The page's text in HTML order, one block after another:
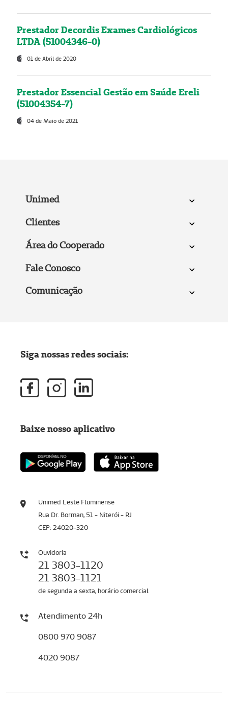
Prestador Decordis Exames Cardiológicos
LTDA (51004346-0)
01 de Abril de 2020
Prestador Essencial Gestão em Saúde Ereli
(51004354-7)
04 de Maio de 2021
Unimed
Clientes
Área do Cooperado
Fale Conosco
Comunicação
Unimed Leste Fluminense
Rua Dr. Borman, 51 - Niterói - RJ
CEP: 24020-320
Ouvidoria
21 3803-1120
21 3803-1121
de segunda a sexta, horário comercial
Atendimento 24h
0800 970 9087
4020 9087
Siga nossas redes sociais:
Baixe nosso aplicativo